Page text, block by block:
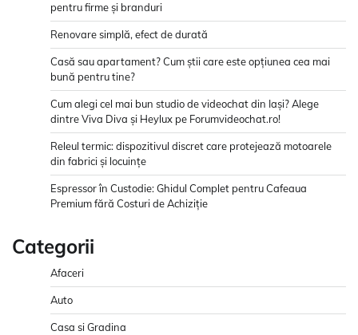
pentru firme și branduri
Renovare simplă, efect de durată
Casă sau apartament? Cum știi care este opțiunea cea mai
bună pentru tine?
Cum alegi cel mai bun studio de videochat din Iași? Alege
dintre Viva Diva și Heylux pe Forumvideochat.ro!
Releul termic: dispozitivul discret care protejează motoarele
din fabrici și locuințe
Espressor în Custodie: Ghidul Complet pentru Cafeaua
Premium fără Costuri de Achiziție
Categorii
Afaceri
Auto
Casa si Gradina